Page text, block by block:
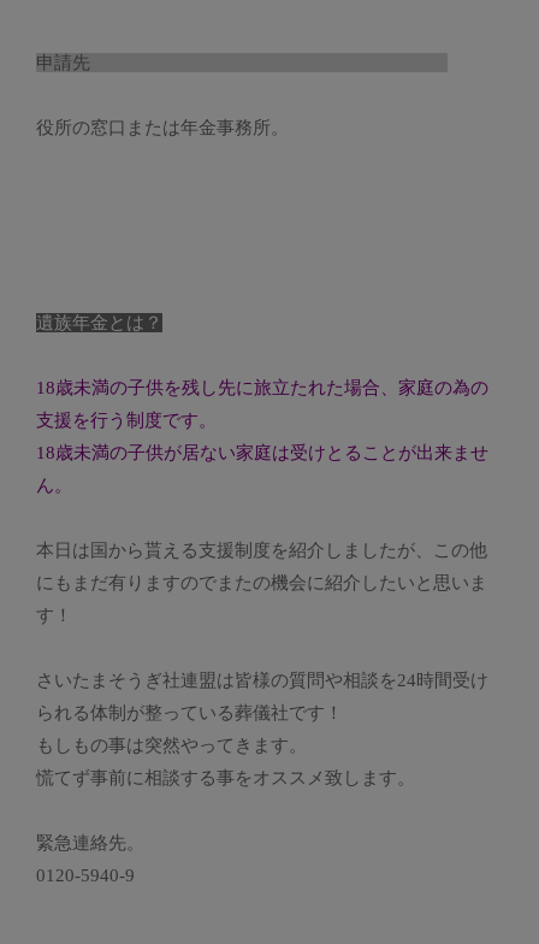
申請先
役所の窓口または年金事務所。
遺族年金とは？
18歳未満の子供を残し先に旅立たれた場合、家庭の為の
支援を行う制度です。
18歳未満の子供が居ない家庭は受けとることが出来ませ
ん。
本日は国から貰える支援制度を紹介しましたが、この他
にもまだ有りますのでまたの機会に紹介したいと思いま
す！
さいたまそうぎ社連盟は皆様の質問や相談を24時間受け
られる体制が整っている葬儀社です！
もしもの事は突然やってきます。
慌てず事前に相談する事をオススメ致します。
緊急連絡先。
0120-5940-9